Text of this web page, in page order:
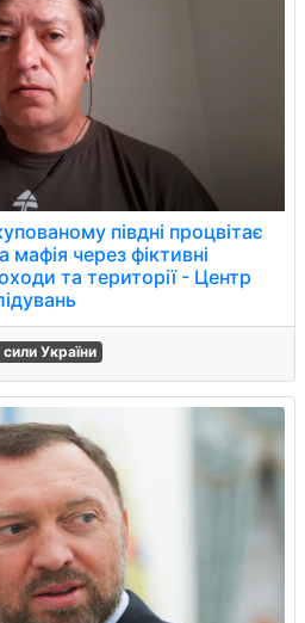
півдні процвітає
через фіктивні
та території - Центр
сили України